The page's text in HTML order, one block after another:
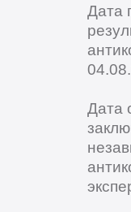
Дата
Дата